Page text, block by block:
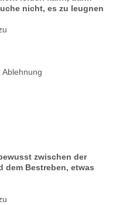
nicht, es zu leugnen
zwischen der
dem Bestreben, etwas